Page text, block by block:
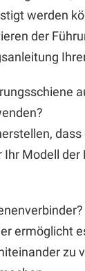
werden
der
dass
Ihr Modell der
ermöglicht
zu